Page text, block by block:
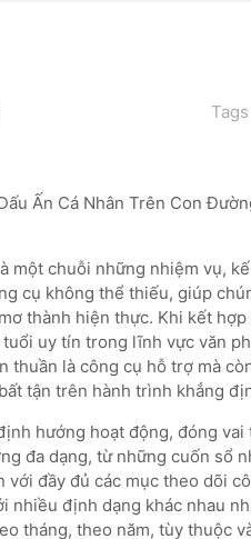
Tags
Ấn Cá Nhân Trên Con
một chuỗi những nhiệm vụ,
cụ không thể thiếu, giúp
thành hiện thực. Khi kết
uy tín trong lĩnh vực văn
thuần là công cụ hỗ trợ mà
tận trên hành trình khẳng
hướng hoạt động, đóng
đa dạng, từ những cuốn sổ
đầy đủ các mục theo dõi
nhiều định dạng khác nhau
tháng, theo năm, tùy thuộc